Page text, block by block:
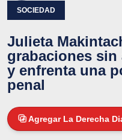
SOCIEDAD
Julieta
grabaciones
y enfrenta una
penal
Agregar La Derecha